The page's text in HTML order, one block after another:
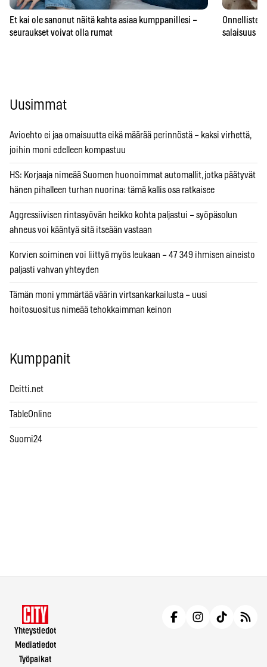
Et kai ole sanonut näitä kahta asiaa kumppanillesi –
seuraukset voivat olla rumat
Onnellisten
salaisuus –
Uusimmat
Avioehto ei jaa omaisuutta eikä määrää perinnöstä – kaksi virhettä,
joihin moni edelleen kompastuu
HS: Korjaaja nimeää Suomen huonoimmat automallit, jotka päätyvät
hänen pihalleen turhan nuorina: tämä kallis osa ratkaisee
Aggressiivisen rintasyövän heikko kohta paljastui – syöpäsolun
ahneus voi kääntyä sitä itseään vastaan
Korvien soiminen voi liittyä myös leukaan – 47 349 ihmisen aineisto
paljasti vahvan yhteyden
Tämän moni ymmärtää väärin virtsankarkailusta – uusi
hoitosuositus nimeää tehokkaimman keinon
Kumppanit
Deitti.net
TableOnline
Suomi24
Yhteystiedot
Mediatiedot
Työpaikat